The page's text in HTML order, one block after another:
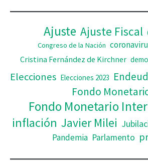
o
Ajuste Ajuste Fiscal
Congreso de la Nación
Cristina Fernández de Kirchner
Elecciones Elecciones 2023
Fondo
Fondo Monetario
inflación Javier Milei
Pandemia Parlamento